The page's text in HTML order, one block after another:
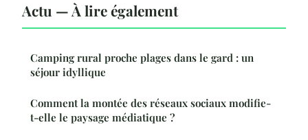
Actu — À lire également
Camping rural proche plages dans le gard : un
séjour idyllique
Comment la montée des réseaux sociaux modifie-
t-elle le paysage médiatique ?